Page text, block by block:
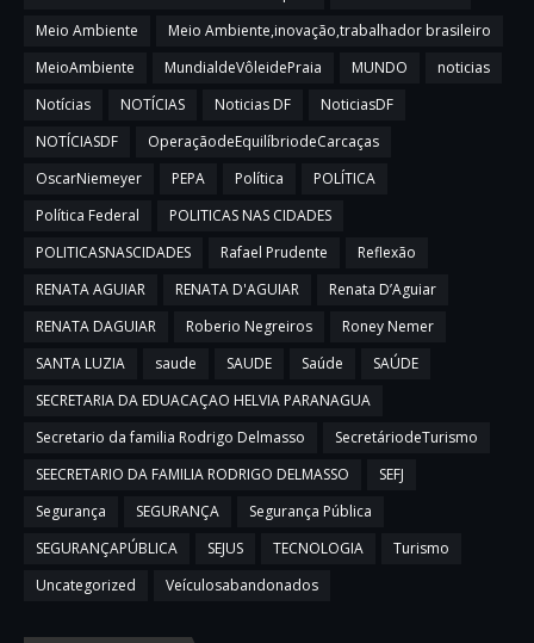
Meio Ambiente
Meio Ambiente,inovação,trabalhador brasileiro
MeioAmbiente
MundialdeVôleidePraia MUNDO
noticias
Notícias
NOTÍCIAS Noticias DF
NoticiasDF
NOTÍCIASDF
OperaçãodeEquilíbriodeCarcaças
OscarNiemeyer
PEPA Política
POLÍTICA
Política Federal
POLITICAS NAS CIDADES
POLITICASNASCIDADES
Rafael Prudente
Reflexão
RENATA AGUIAR
RENATA D'AGUIAR
Renata D’Aguiar
RENATA DAGUIAR
Roberio Negreiros
Roney Nemer
SANTA LUZIA
saude SAUDE Saúde
SAÚDE
SECRETARIA DA EDUACAÇAO HELVIA PARANAGUA
Secretario da familia Rodrigo Delmasso
SecretáriodeTurismo
SEECRETARIO DA FAMILIA RODRIGO DELMASSO
SEFJ
Segurança
SEGURANÇA
Segurança Pública
SEGURANÇAPÚBLICA
SEJUS TECNOLOGIA
Turismo
Uncategorized
Veículosabandonados